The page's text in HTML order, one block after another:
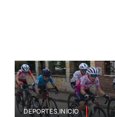
DEPORTES,INICIO